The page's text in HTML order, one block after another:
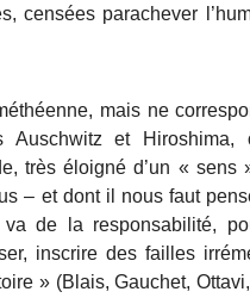
censées parachever
mais ne
Auschwitz et
très éloigné d’un « sens
– et dont il nous faut
de la responsabilité,
inscrire des failles
» (Blais, Gauchet,